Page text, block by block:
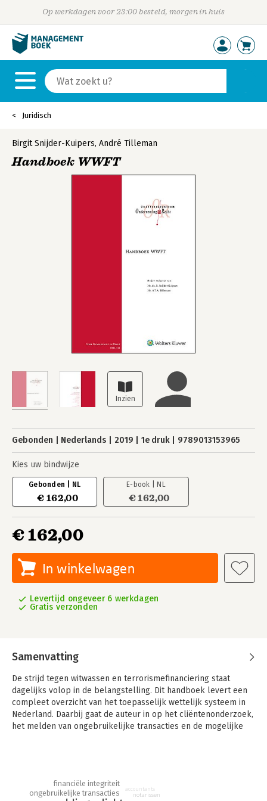
Op werkdagen voor 23:00 besteld, morgen in huis
Juridisch
Birgit Snijder-Kuipers, André Tilleman
Handboek WWFT
Gebonden Nederlands 2019 1e druk 9789013153965
Kies uw bindwijze
Gebonden | NL
€ 162,00
E-book | NL
€ 162,00
€ 162,00
In winkelwagen
Levertijd ongeveer 6 werkdagen
Gratis verzonden
Samenvatting
De strijd tegen witwassen en terrorismefinanciering staat
dagelijks volop in de belangstelling. Dit handboek levert een
compleet overzicht van het toepasselijk wettelijk systeem in
Nederland. Daarbij gaat de auteur in op het cliëntenonderzoek,
het melden van ongebruikelijke transacties en de mogelijke
terrorisme (WWFT), waarmee het een helder overzicht biedt
van de WWFT-verplichtingen. Zaken als het identificeren en het
ongebruikelijke transacties
financiële integriteit
accountants
notarissen